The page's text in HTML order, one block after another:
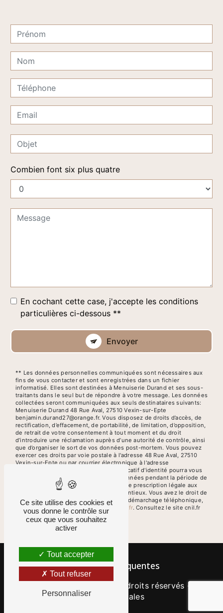
Combien font six plus quatre
En cochant cette case, j'accepte les conditions
particulières ci-dessous **
Envoyer
** Les données personnelles communiquées sont nécessaires aux
fins de vous contacter et sont enregistrées dans un fichier
informatisé. Elles sont destinées à Menuiserie Durand et ses sous-
traitants dans le seul but de répondre à votre message. Les données
collectées seront communiquées aux seuls destinataires suivants:
Menuiserie Durand 48 Rue Aval, 27510 Vexin-sur-Epte
benjamin.durand27@orange.fr. Vous disposez de droits d’accès, de
rectification, d’effacement, de portabilité, de limitation, d’opposition,
de retrait de votre consentement à tout moment et du droit
d’introduire une réclamation auprès d’une autorité de contrôle, ainsi
que d’organiser le sort de vos données post-mortem. Vous pouvez
exercer ces droits par voie postale à l'adresse 48 Rue Aval, 27510
Vexin-sur-Epte ou par courrier électronique à l'adresse
benjamin.durand27@orange.fr. Un justificatif d'identité pourra vous
être demandé. Nous conservons vos données pendant la période de
prise de contact puis pendant la durée de prescription légale aux
fins probatoires et de gestion des contentieux. Vous avez le droit de
vous inscrire sur la liste d'opposition au démarchage téléphonique,
disponible à cette adresse:
Bloctel.gouv.fr. Consultez le site cnil.fr
pour plus d’informations sur vos droits.
Recherches fréquentes
- 2026 - Tous droits réservés -
Mentions légales
Ce site utilise des cookies et
vous donne le contrôle sur
ceux que vous souhaitez
activer
Tout accepter
Tout refuser
Personnaliser